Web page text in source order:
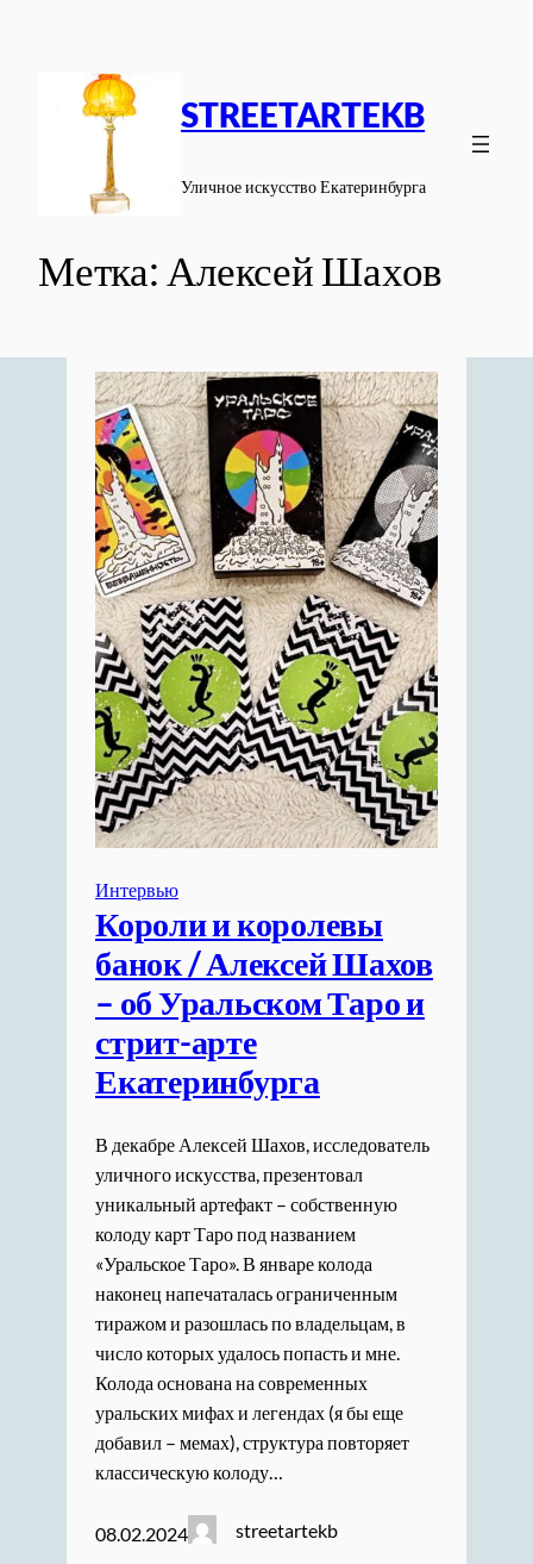
содержимому
STREETARTEKB
Уличное искусство Екатеринбурга
Метка: Алексей Шахов
Интервью
Короли и королевы
банок / Алексей Шахов
– об Уральском Таро и
стрит-арте
Екатеринбурга
В декабре Алексей Шахов, исследователь
уличного искусства, презентовал
уникальный артефакт – собственную
колоду карт Таро под названием
«Уральское Таро». В январе колода
наконец напечаталась ограниченным
тиражом и разошлась по владельцам, в
число которых удалось попасть и мне.
Колода основана на современных
уральских мифах и легендах (я бы еще
добавил – мемах), структура повторяет
классическую колоду…
08.02.2024 streetartekb